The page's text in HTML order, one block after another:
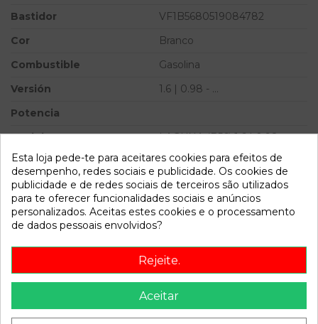
Bastidor
VF1B5680519084782
Cor
Branco
Combustible
Gasolina
Versión
1.6 | 0.98 - ...
Potencia
Modelo
LAGUNA (B56) 1.6 | 0.98 - ...
Referência 809378
Disponível a partir de: 2022-04-05
Descrição
Recambio de radiador agua para renault laguna (b56) 1.6 |
0.98 - ... 1.6 | 0.98 - ... referencia OEM IAM
Esta loja pede-te para aceitares cookies para efeitos de
desempenho, redes sociais e publicidade. Os cookies de
publicidade e de redes sociais de terceiros são utilizados
para te oferecer funcionalidades sociais e anúncios
personalizados. Aceitas estes cookies e o processamento
de dados pessoais envolvidos?
Rejeite.
Aceitar